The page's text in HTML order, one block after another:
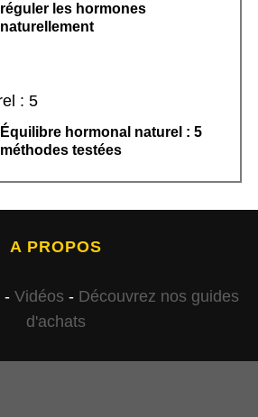
réguler les hormones
naturellement
Équilibre hormonal naturel : 5
méthodes testées
A PROPOS
- Vidéos - Découvrez nos guides
d'achats